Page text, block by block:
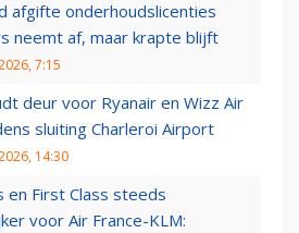
afgifte onderhoudslicenties
neemt af, maar krapte blijft
7:15
deur voor Ryanair en Wizz Air
sluiting Charleroi Airport
14:30
en First Class steeds
voor Air France-KLM: